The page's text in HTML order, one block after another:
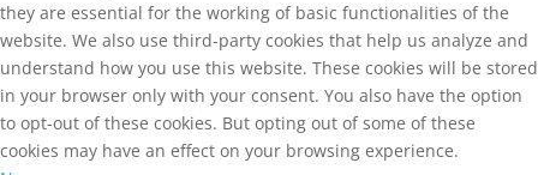
they are essential for the working of basic functionalities of the
website. We also use third-party cookies that help us analyze and
understand how you use this website. These cookies will be stored
in your browser only with your consent. You also have the option
to opt-out of these cookies. But opting out of some of these
cookies may have an effect on your browsing experience.